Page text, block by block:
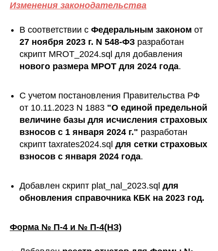
Изменения законодательства
В соответствии с Федеральным законом от
27 ноября 2023 г. N 548-ФЗ разработан
скрипт MROT_2024.sql для добавления
нового размера МРОТ для 2024 года.
С учетом постановления Правительства РФ
от 10.11.2023 N 1883 "О единой предельной
величине базы для исчисления страховых
взносов с 1 января 2024 г." разработан
скрипт taxrates2024.sql для сетки страховых
взносов с января 2024 года.
Добавлен скрипт plat_nal_2023.sql для
обновления справочника КБК на 2023 год.
Форма № П-4 и № П-4(НЗ)